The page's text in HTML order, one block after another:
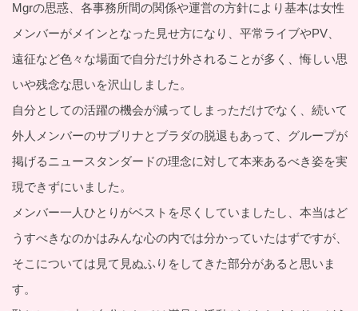
Mgrの思惑、各事務所間の関係や運営の方針により基本は女性
メンバーがメインとなった見せ方になり、平常ライブやPV、
遠征など色々な場面で自分だけ外されることが多く、悔しい思
いや残念な思いを沢山しました。
自分としての活躍の機会が減ってしまっただけでなく、続いて
外人メンバーのサブリナとブラダの脱退もあって、グループが
掲げるニュースタンダードの理念に対して本来あるべき姿を実
現できずにいました。
メンバー一人ひとりがベストを尽くしていましたし、本当はど
うすべきなのかはみんな心の内では分かっていたはずですが、
そこについては見て見ぬふりをしてきた部分があると思いま
す。